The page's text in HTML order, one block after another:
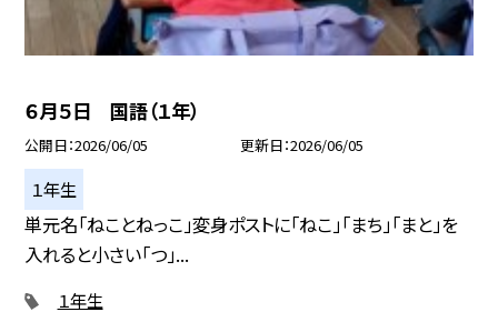
６月５日 国語（１年）
公開日 2026/06/05 更新日 2026/06/05
１年生
単元名「ねことねっこ」変身ポストに「ねこ」「まち」「まと」を
入れると小さい「つ」...
１年生